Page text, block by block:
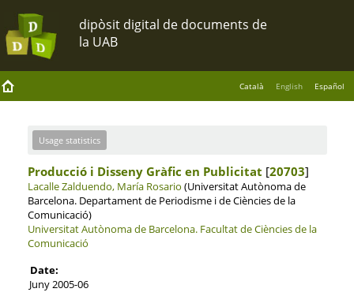
Català English Español
Usage statistics
Producció i Disseny Gràfic en Publicitat [20703]
Lacalle Zalduendo, María Rosario (Universitat Autònoma de
Barcelona. Departament de Periodisme i de Ciències de la
Comunicació)
Universitat Autònoma de Barcelona. Facultat de Ciències de la
Comunicació
Date:
Juny 2005-06